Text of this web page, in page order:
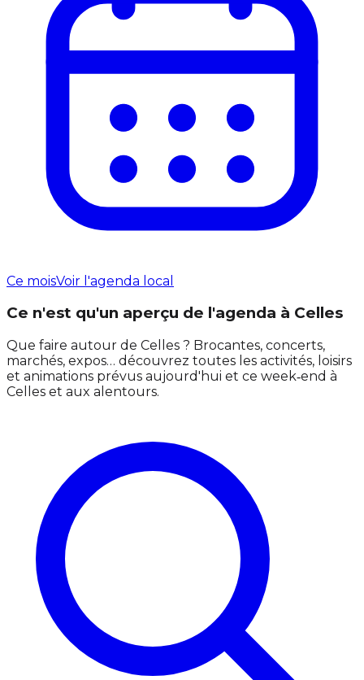
Ce moisVoir l'agenda local
Ce n'est qu'un aperçu de l'agenda à Celles
Que faire autour de Celles ? Brocantes, concerts,
marchés, expos… découvrez toutes les activités, loisirs
et animations prévus aujourd'hui et ce week‑end à
Celles et aux alentours.